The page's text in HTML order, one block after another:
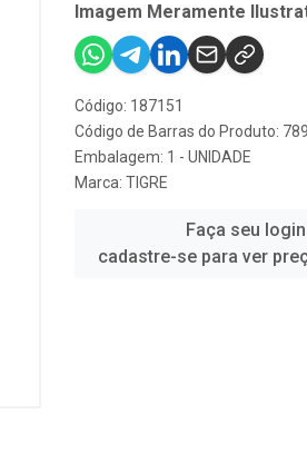
Imagem Meramente
Código: 187151
Código de Barras do Produto:
Embalagem: 1 - UNIDADE
Marca: TIGRE
Faça seu
cadastre-se para ver